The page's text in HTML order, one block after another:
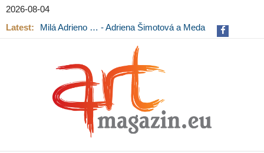
2026-08-04
Latest:
Milá Adrieno … - Adriena Šimotová a Meda